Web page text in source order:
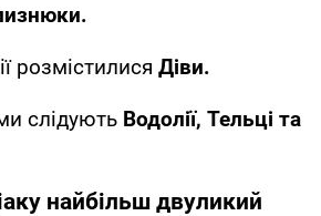
розмістилися Діви.
слідують Водолії, Тельці та
найбільш двуликий